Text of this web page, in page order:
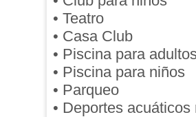
• Teatro
• Casa Club
• Piscina para
• Piscina para niños
• Parqueo
• Deportes